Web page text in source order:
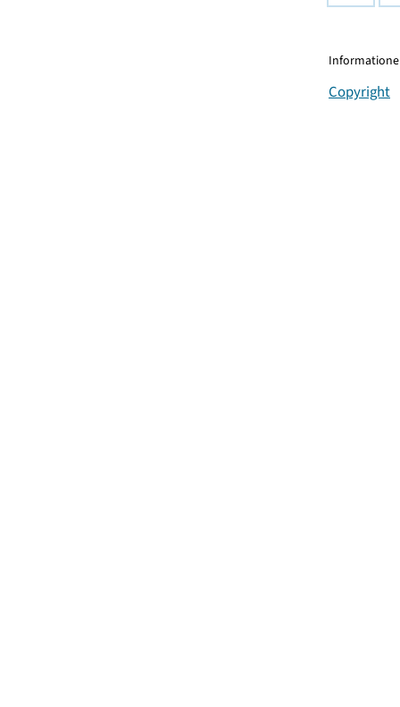
Copyright